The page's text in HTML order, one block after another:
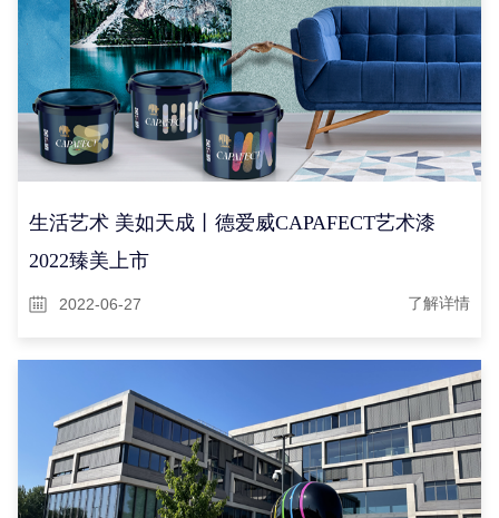
生活艺术 美如天成丨德爱威CAPAFECT艺术漆
2022臻美上市
2022-06-27 了解详情